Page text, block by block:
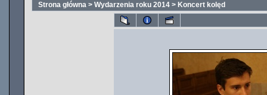
Strona główna > Wydarzenia roku 2014 > Koncert kolęd